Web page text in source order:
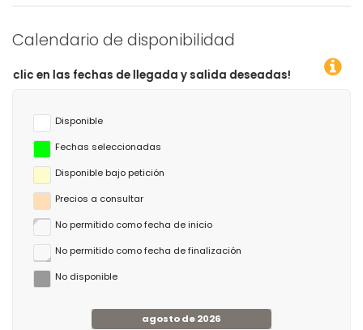
Calendario de disponibilidad
llegada y salida deseadas!
Disponible
Fechas seleccionadas
Disponible bajo petición
Precios a consultar
No permitido como fecha de inicio
No permitido como fecha de finalización
No disponible
agosto de 2026